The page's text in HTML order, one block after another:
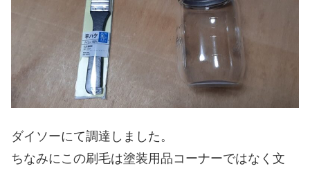
ダイソーにて調達しました。
ちなみにこの刷毛は塗装用品コーナーではなく文